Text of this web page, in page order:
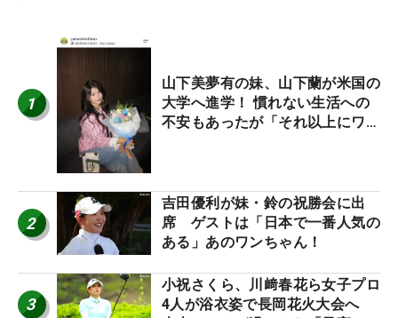
1
山下美夢有の妹、山下蘭が米国の
大学へ進学！ 慣れない生活への
不安もあったが「それ以上にワク
2
吉田優利が妹・鈴の祝勝会に出
席 ゲストは「日本で一番人気の
ある」あのワンちゃん！
3
小祝さくら、川﨑春花ら女子プロ
4人が浴衣姿で長岡花火大会へ